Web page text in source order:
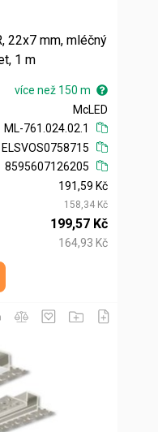
22x7 mm, mléčný
1 m
více než 150 m
McLED
ML-761.024.02.1
ELSVOS0758715
8595607126205
191,59 Kč
158,34 Kč
199,57 Kč
164,93 Kč
do košíku